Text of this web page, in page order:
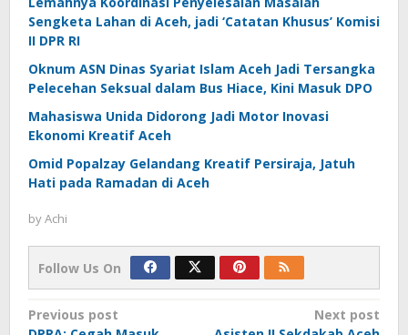
Sengketa Lahan di Aceh, jadi ‘Catatan Khusus’ Komisi
II DPR RI
Oknum ASN Dinas Syariat Islam Aceh Jadi Tersangka
Pelecehan Seksual dalam Bus Hiace, Kini Masuk DPO
Mahasiswa Unida Didorong Jadi Motor Inovasi
Ekonomi Kreatif Aceh
Omid Popalzay Gelandang Kreatif Persiraja, Jatuh
Hati pada Ramadan di Aceh
byAchi
Follow Us On
Post
Previous post
Next post